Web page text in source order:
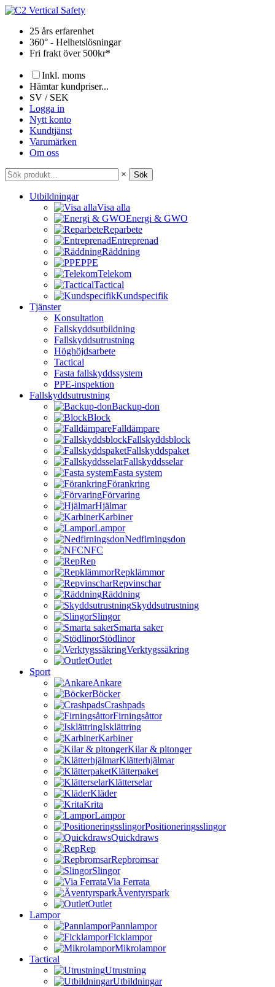
Hoppa
innehåll25 års erfarenhet
360° - Helhetslösningar
Fri frakt över 500kr*
Inkl. moms
Hämtar kundpriser...
SV / SEK
Logga in
Nytt konto
Kundtjänst
Varumärken
Om oss
× Sök
Utbildningar
Visa alla
Energi & GWO
Reparbete
Entreprenad
Räddning
PPE
Telekom
Tactical
Kundspecifik
Tjänster
Konsultation
Fallskyddsutbildning
Fallskyddsutrustning
Höghöjdsarbete
Tactical
Fasta fallskyddssystem
PPE-inspektion
Fallskyddsutrustning
Backup-don
Block
Falldämpare
Fallskyddsblock
Fallskyddspaket
Fallskyddsselar
Fasta system
Förankring
Förvaring
Hjälmar
Karbiner
Lampor
Nedfirningsdon
NFC
Rep
Repklämmor
Repvinschar
Räddning
Skyddsutrustning
Slingor
Smarta saker
Stödlinor
Verktygssäkring
Outlet
Sport
Ankare
Böcker
Crashpads
Firningsåttor
Isklättring
Karbiner
Kilar & pitonger
Klätterhjälmar
Klätterpaket
Klätterselar
Kläder
Krita
Lampor
Positioneringsslingor
Quickdraws
Rep
Repbromsar
Slingor
Via Ferrata
Äventyrspark
Outlet
Lampor
Pannlampor
Ficklampor
Mikrolampor
Tactical
Utrustning
Utbildningar